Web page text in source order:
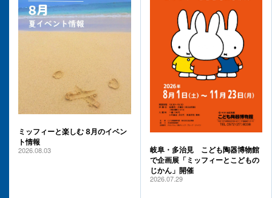
ミッフィーと楽しむ 8月のイベン
ト情報
2026.08.03
岐阜・多治見 こども陶器博物館
で企画展「ミッフィーとこどもの
じかん」開催
2026.07.29